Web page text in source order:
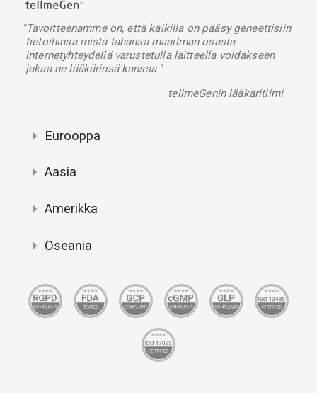
"Tavoitteenamme on, että kaikilla on pääsy geneettisiin
tietoihinsa mistä tahansa maailman osasta
internetyhteydellä varustetulla laitteella voidakseen
jakaa ne lääkärinsä kanssa."
tellmeGenin lääkäritiimi
Eurooppa
Aasia
Amerikka
Oseania